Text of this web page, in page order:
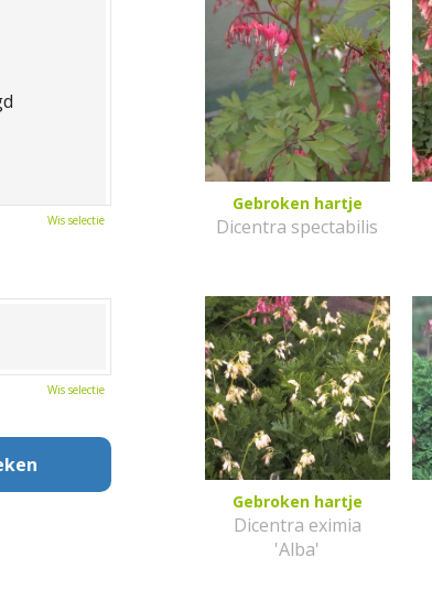
Gebroken hartje
Dicentra spectabilis
Gebroken hartje
Dicentra eximia
'Alba'
Wis selectie
Wis selectie